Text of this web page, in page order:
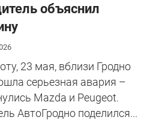
объяснил
23 мая, вблизи Гродно
серьезная авария –
Mazda и Peugeot.
АвтоГродно поделился...